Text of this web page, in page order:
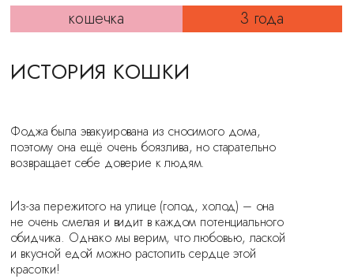
кошечка 3 года
ИСТОРИЯ КОШКИ
Фоджа была эвакуирована из сносимого дома,
поэтому она ещё очень боязлива, но старательно
возвращает себе доверие к людям.
Из-за пережитого на улице (голод, холод) – она
не очень смелая и видит в каждом потенциального
обидчика. Однако мы верим, что любовью, лаской
и вкусной едой можно растопить сердце этой
красотки!